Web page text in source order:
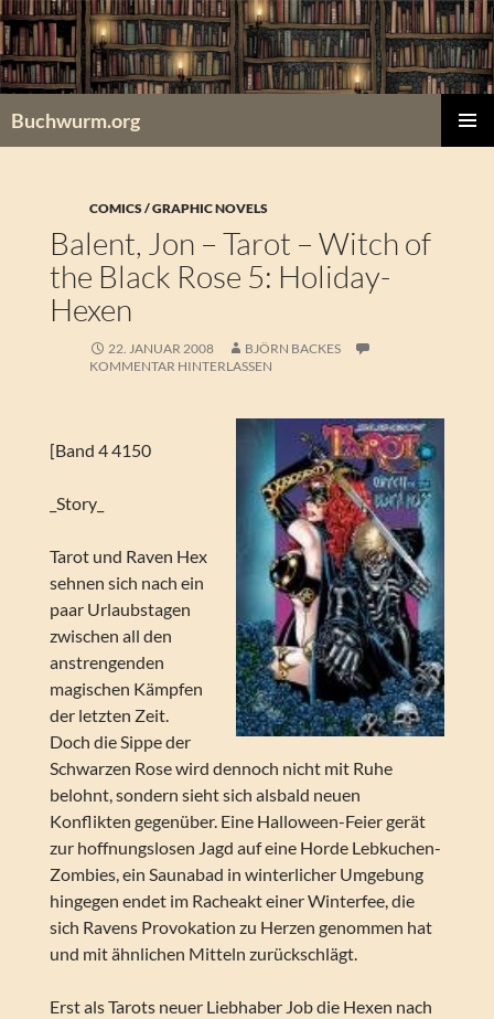
Zum
Inhalt
springen
Buchwurm.org
COMICS / GRAPHIC NOVELS
Balent, Jon – Tarot – Witch of
the Black Rose 5: Holiday-
Hexen
22. JANUAR 2008
BJÖRN BACKES
KOMMENTAR HINTERLASSEN
[Band 4 4150
_Story_
Tarot und Raven Hex
sehnen sich nach ein
paar Urlaubstagen
zwischen all den
anstrengenden
magischen Kämpfen
der letzten Zeit.
Doch die Sippe der
Schwarzen Rose wird dennoch nicht mit Ruhe
belohnt, sondern sieht sich alsbald neuen
Konflikten gegenüber. Eine Halloween-Feier gerät
zur hoffnungslosen Jagd auf eine Horde Lebkuchen-
Zombies, ein Saunabad in winterlicher Umgebung
hingegen endet im Racheakt einer Winterfee, die
sich Ravens Provokation zu Herzen genommen hat
und mit ähnlichen Mitteln zurückschlägt.
Erst als Tarots neuer Liebhaber Job die Hexen nach